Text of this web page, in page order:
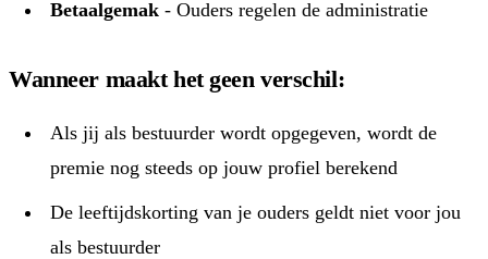
Betaalgemak - Ouders regelen de administratie
Wanneer maakt het geen verschil:
Als jij als bestuurder wordt opgegeven, wordt de
premie nog steeds op jouw profiel berekend
De leeftijdskorting van je ouders geldt niet voor jou
als bestuurder